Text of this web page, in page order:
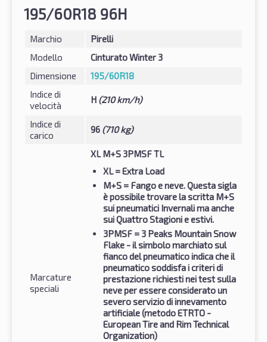
195/60R18 96H
Marchio
Pirelli
Modello
Cinturato Winter 3
Dimensione
195/60R18
Indice di
velocità
H (210 km/h)
Indice di
carico
96 (710 kg)
Marcature
speciali
XL M+S 3PMSF TL
XL= Extra Load
M+S = Fango e neve. Questa sigla
è possibile trovare la scritta M+S
sui pneumatici Invernali ma anche
sui Quattro Stagioni e estivi.
3PMSF = 3 Peaks Mountain Snow
Flake - il simbolo marchiato sul
fianco del pneumatico indica che il
pneumatico soddisfa i criteri di
prestazione richiesti nei test sulla
neve per essere considerato un
severo servizio di innevamento
artificiale (metodo ETRTO -
European Tire and Rim Technical
Organization)